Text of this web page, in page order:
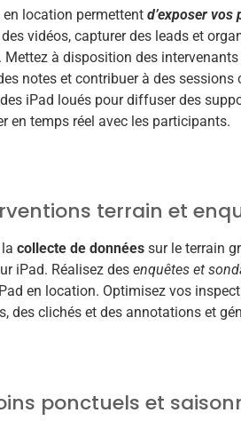
en location permettent d’exposer
des vidéos, capturer des leads et
Mettez à disposition des
notes et contribuer à des
iPad loués pour diffuser des
en temps réel avec les participants.
terrain et
collecte de donnéessur le terrain
iPad. Réalisez des enquêtes et
en location. Optimisez vos
des clichés et des annotations et
ponctuels et